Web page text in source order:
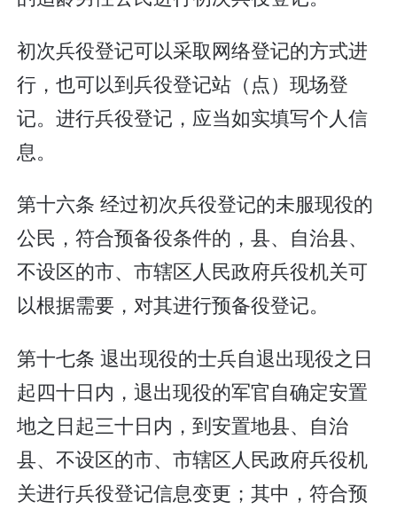
初次兵役登记可以采取网络登记的方式进
行，也可以到兵役登记站（点）现场登
记。进行兵役登记，应当如实填写个人信
息。
第十六条 经过初次兵役登记的未服现役的
公民，符合预备役条件的，县、自治县、
不设区的市、市辖区人民政府兵役机关可
以根据需要，对其进行预备役登记。
第十七条 退出现役的士兵自退出现役之日
起四十日内，退出现役的军官自确定安置
地之日起三十日内，到安置地县、自治
县、不设区的市、市辖区人民政府兵役机
关进行兵役登记信息变更；其中，符合预